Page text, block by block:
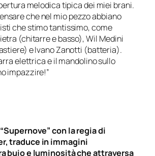
melodica tipica dei miei brani.
che nel mio pezzo abbiano
che stimo tantissimo, come
(chitarre e basso), Wil Medini
e Ivano Zanotti (batteria).
elettrica e il mandolino sullo
impazzire!”
con la regia di
traduce in immagini
buio e luminosità che attraversa